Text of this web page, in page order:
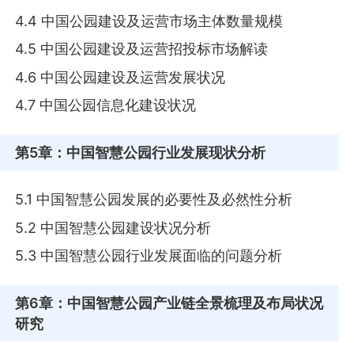
4.4 中国公园建设及运营市场主体数量规模
4.5 中国公园建设及运营招投标市场解读
4.6 中国公园建设及运营发展状况
4.7 中国公园信息化建设状况
第5章 ：中国智慧公园行业发展现状分析
5.1 中国智慧公园发展的必要性及必然性分析
5.2 中国智慧公园建设状况分析
5.3 中国智慧公园行业发展面临的问题分析
第6章 ：中国智慧公园产业链全景梳理及布局状况
研究